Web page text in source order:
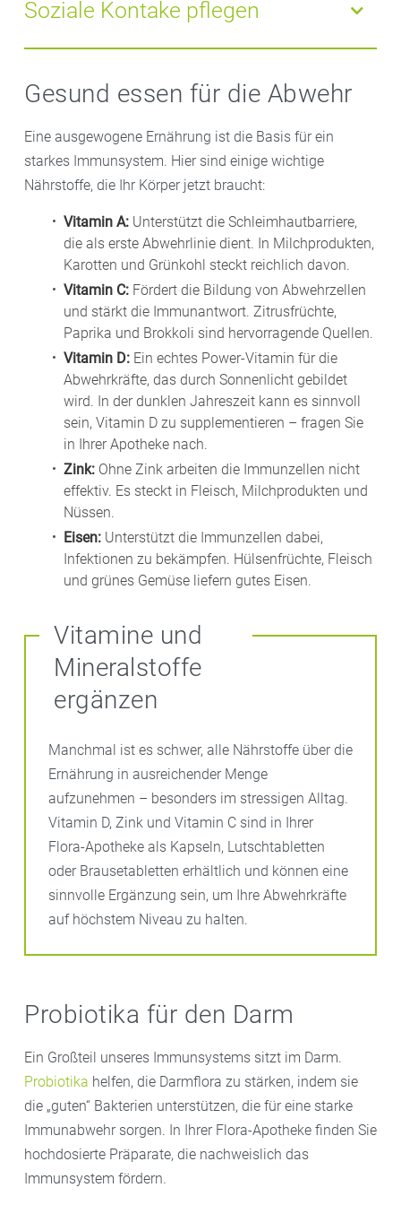
haben. Mit Nikotinersatzprodukten, die in Ihrer
Apotheke erhältlich sind, fällt derRauchstoppleichter
durchzustarten..
Soziale Kontake pflegen
Studien belegen: Einsamkeit fördert Stress und
regelmäßig soziale Kontakte, ob persönlich oder
digital – ein gesundes soziales Umfeld tut auch der
Abwehr gut.
Gesund essen für die Abwehr
Eine ausgewogene Ernährung ist die Basis für ein
starkes Immunsystem. Hier sind einige wichtige
Nährstoffe, die Ihr Körper jetzt braucht:
Vitamin A: Unterstützt die Schleimhautbarriere,
die als erste Abwehrlinie dient. In Milchprodukten,
Karotten und Grünkohl steckt reichlich davon.
Vitamin C: Fördert die Bildung von Abwehrzellen
und stärkt die Immunantwort. Zitrusfrüchte,
Paprika und Brokkoli sind hervorragende Quellen.
Vitamin D: Ein echtes Power-Vitamin für die
Abwehrkräfte, das durch Sonnenlicht gebildet
wird. In der dunklen Jahreszeit kann es sinnvoll
sein, Vitamin D zu supplementieren – fragen Sie
in Ihrer Apotheke nach.
Zink: Ohne Zink arbeiten die Immunzellen nicht
effektiv. Es steckt in Fleisch, Milchprodukten und
Nüssen.
Eisen: Unterstützt die Immunzellen dabei,
Infektionen zu bekämpfen. Hülsenfrüchte, Fleisch
und grünes Gemüse liefern gutes Eisen.
Vitamine und
Mineralstoffe
ergänzen
Manchmal ist es schwer, alle Nährstoffe über die
Ernährung in ausreichender Menge
aufzunehmen – besonders im stressigen Alltag.
Vitamin D, Zink und Vitamin C sind in Ihrer
Flora-Apotheke als Kapseln, Lutschtabletten
oder Brausetabletten erhältlich und können eine
sinnvolle Ergänzung sein, um Ihre Abwehrkräfte
auf höchstem Niveau zu halten.
Probiotika für den Darm
Ein Großteil unseres Immunsystems sitzt im Darm.
Probiotika helfen, die Darmflora zu stärken, indem sie
die „guten“ Bakterien unterstützen, die für eine starke
Immunabwehr sorgen. In Ihrer Flora-Apotheke finden Sie
hochdosierte Präparate, die nachweislich das
Immunsystem fördern.